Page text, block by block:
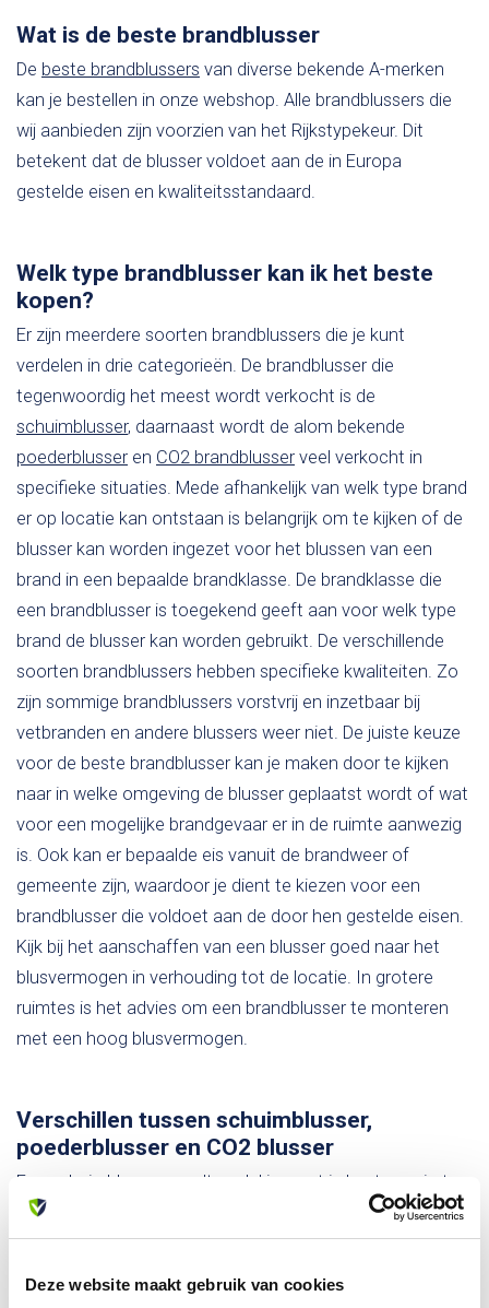
Deze website maakt gebruik van cookies
Wat is de beste brandblusser
De beste brandblussers van diverse bekende A-merken
kan je bestellen in onze webshop. Alle brandblussers die
wij aanbieden zijn voorzien van het Rijkstypekeur. Dit
betekent dat de blusser voldoet aan de in Europa
gestelde eisen en kwaliteitsstandaard.
Welk type brandblusser kan ik het beste
kopen?
Er zijn meerdere soorten brandblussers die je kunt
verdelen in drie categorieën. De brandblusser die
tegenwoordig het meest wordt verkocht is de
schuimblusser, daarnaast wordt de alom bekende
poederblusser en CO2 brandblusser veel verkocht in
specifieke situaties. Mede afhankelijk van welk type brand
er op locatie kan ontstaan is belangrijk om te kijken of de
blusser kan worden ingezet voor het blussen van een
brand in een bepaalde brandklasse. De brandklasse die
een brandblusser is toegekend geeft aan voor welk type
brand de blusser kan worden gebruikt. De verschillende
soorten brandblussers hebben specifieke kwaliteiten. Zo
zijn sommige brandblussers vorstvrij en inzetbaar bij
vetbranden en andere blussers weer niet. De juiste keuze
voor de beste brandblusser kan je maken door te kijken
naar in welke omgeving de blusser geplaatst wordt of wat
voor een mogelijke brandgevaar er in de ruimte aanwezig
is. Ook kan er bepaalde eis vanuit de brandweer of
gemeente zijn, waardoor je dient te kiezen voor een
brandblusser die voldoet aan de door hen gestelde eisen.
Kijk bij het aanschaffen van een blusser goed naar het
blusvermogen in verhouding tot de locatie. In grotere
ruimtes is het advies om een brandblusser te monteren
met een hoog blusvermogen.
Verschillen tussen schuimblusser,
poederblusser en CO2 blusser
Een schuimblusser wordt veelal ingezet in kantoorruimtes,
woonhuizen of studentenhuizen. De nevenschade die
ontstaat wanneer je brandblusser gebruikt is nihil. Het